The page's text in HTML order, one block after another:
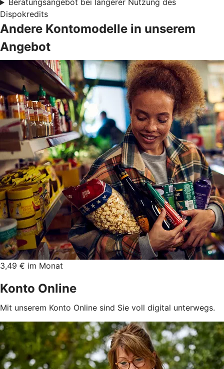
Beratungsangebot bei längerer Nutzung des
Dispokredits
Andere Kontomodelle in unserem
Angebot
3,49 € im Monat
Konto Online
Mit unserem Konto Online sind Sie voll digital unterwegs.